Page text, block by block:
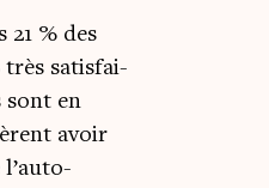
21 % des
très satis­fai­
sont en
avoir